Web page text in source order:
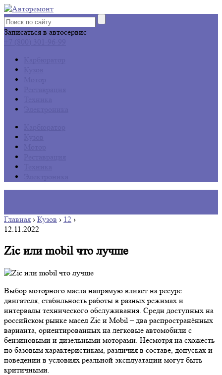
Записаться в автосервис
Главная › Кузов › 12 ›
12.11.2022
Zic или mobil что лучше
Выбор моторного масла напрямую влияет на ресурс
двигателя, стабильность работы в разных режимах и
интервалы технического обслуживания. Среди доступных на
российском рынке масел Zic и Mobil – два распространённых
варианта, ориентированных на легковые автомобили с
бензиновыми и дизельными моторами. Несмотря на схожесть
по базовым характеристикам, различия в составе, допусках и
поведении в условиях реальной эксплуатации могут быть
критичными.